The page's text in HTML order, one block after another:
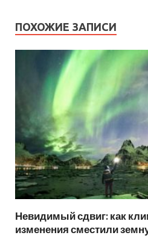
ПОХОЖИЕ ЗАПИСИ
Невидимый сдвиг: как
изменения сместили